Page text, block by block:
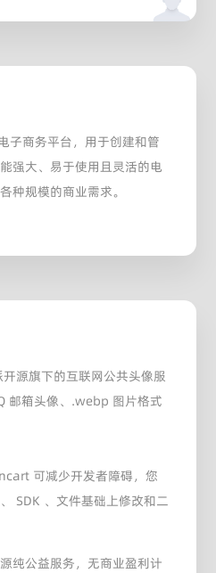
子商务平台，用于创建和管
强大、易于使用且灵活的电
种规模的商业需求。
源旗下的互联网公共头像服
邮箱头像、.webp 图片格式
可减少开发者障碍，您
SDK 、文件基础上修改和二
纯公益服务，无商业盈利计